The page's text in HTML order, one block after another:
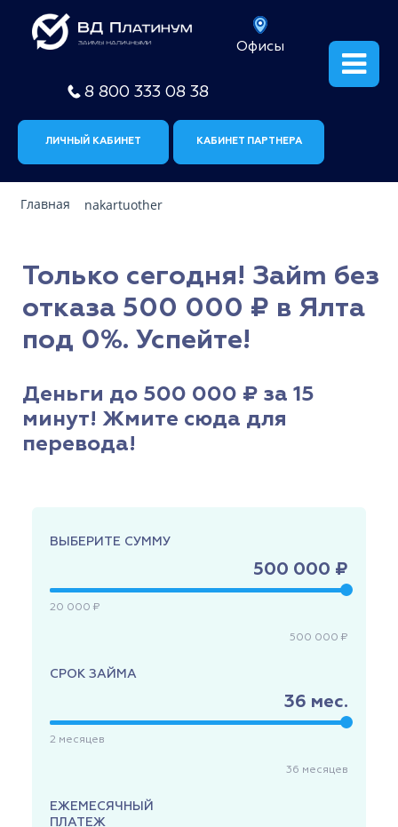
Офисы
8 800 333 08 38
ЛИЧНЫЙ КАБИНЕТ КАБИНЕТ ПАРТНЕРА
Главная nakartuother
Только сегодня! Зайm без
отказа 500 000 ₽ в Ялта
под 0%. Успейте!
Деньги до 500 000 ₽ за 15
минут! Жмите сюда для
перевода!
ВЫБЕРИТЕ СУММУ
500 000 ₽
20 000 ₽
500 000 ₽
СРОК ЗАЙМА
36 мес.
2 месяцев
36 месяцев
ЕЖЕМЕСЯЧНЫЙ
ПЛАТЕЖ